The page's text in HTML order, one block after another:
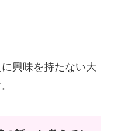
興味を持たない大